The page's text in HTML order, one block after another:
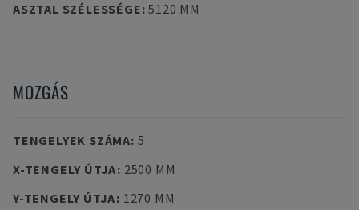
ASZTAL SZÉLESSÉGE:5120 MM
MOZGÁS
TENGELYEK SZÁMA: 5
X-TENGELY ÚTJA: 2500 MM
Y-TENGELY ÚTJA: 1270 MM